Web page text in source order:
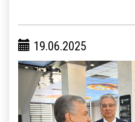
19.06.2025